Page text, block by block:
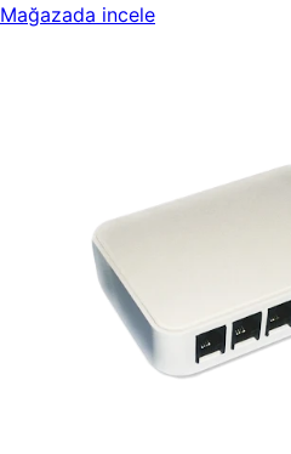
Mağazada incele